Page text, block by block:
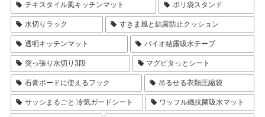
テキスタイル風キッチンマット ポリ袋スタンド
水切りラック すきま風と結露防止クッション
透明キッチンマット バイオ結露吸水テープ
突っ張り水切り3段 マグピタっとシート
石膏ボードに使えるフック 吊るせる衣類圧縮袋
サッシまるごと 冷気ガードシート ワッフル織抗菌吸水マット